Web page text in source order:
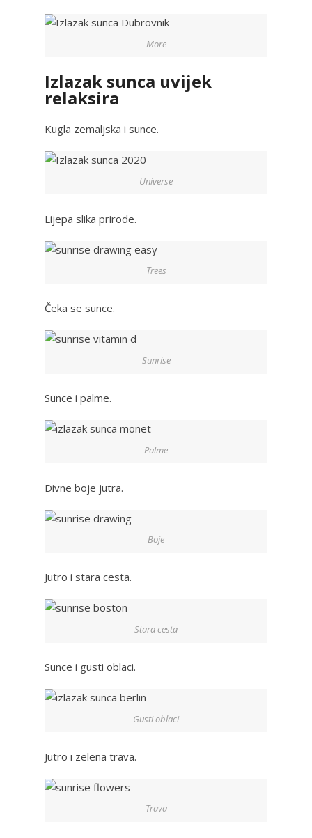
More
Izlazak sunca uvijek
relaksira
Kugla zemaljska i sunce.
Universe
Lijepa slika prirode.
Trees
Čeka se sunce.
Sunrise
Sunce i palme.
Palme
Divne boje jutra.
Boje
Jutro i stara cesta.
Stara cesta
Sunce i gusti oblaci.
Gusti oblaci
Jutro i zelena trava.
Trava